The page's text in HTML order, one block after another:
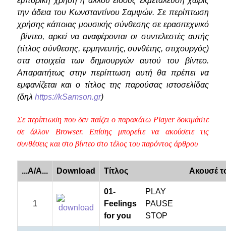
την άδεια του Κωνσταντίνου Σαμψών. Σε περίπτωση
χρήσης κάποιας μουσικής σύνθεσης σε ερασιτεχνικό
βίντεο, αρκεί να αναφέρονται οι συντελεστές αυτής
(τίτλος σύνθεσης, ερμηνευτής, συνθέτης, στιχουργός)
στα στοιχεία των δημιουργών αυτού του βίντεο.
Απαραιτήτως στην περίπτωση αυτή θα πρέπει να
εμφανίζεται και ο τίτλος της παρούσας ιστοσελίδας
(δηλ https://kSamson.gr)
Σε περίπτωση που δεν παίζει ο παρακάτω Player δοκιμάστε
σε άλλον Browser. Επίσης μπορείτε να ακούσετε τις
συνθέσεις και στο βίντεο στο τέλος του παρόντος άρθρου
...A/A... Download Τίτλος Ακουσέ
1
01-
Feelings
for you
PLAY
PAUSE
STOP